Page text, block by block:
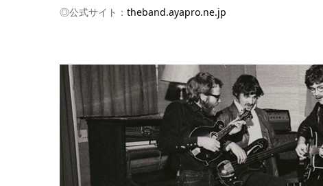
◎公式サイト： theband.ayapro.ne.jp